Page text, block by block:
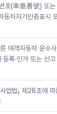
호(車臺番號) 또는
차자기인증표시
여객자동차 운수
등록·인가 또는 신
업법」 제28조에